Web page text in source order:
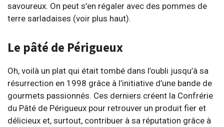
savoureux. On peut s’en régaler avec des pommes de
terre sarladaises (voir plus haut).
Le pâté de Périgueux
Oh, voilà un plat qui était tombé dans l’oubli jusqu’à sa
résurrection en 1998 grâce à l’initiative d’une bande de
gourmets passionnés. Ces derniers créent la Confrérie
du Pâté de Périgueux pour retrouver un produit fier et
délicieux et, surtout, contribuer à sa réputation grâce à